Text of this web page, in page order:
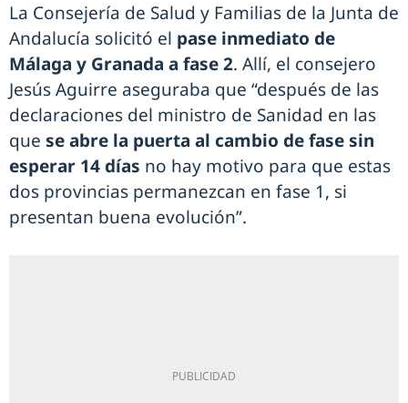
La Consejería de Salud y Familias de la Junta de
Andalucía solicitó el pase inmediato de
Málaga y Granada a fase 2. Allí, el consejero
Jesús Aguirre aseguraba que “después de las
declaraciones del ministro de Sanidad en las
que se abre la puerta al cambio de fase sin
esperar 14 días no hay motivo para que estas
dos provincias permanezcan en fase 1, si
presentan buena evolución”.